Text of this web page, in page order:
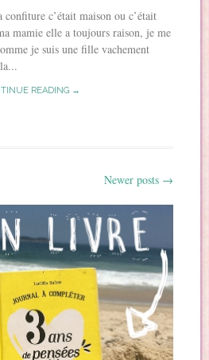
c’était maison ou c’était
mamie elle a toujours raison, je me
je suis une fille vachement
READING →
Newer posts →